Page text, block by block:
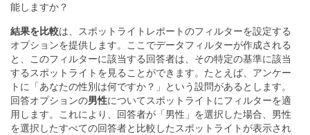
能しますか？
結果を比較は、スポットライトレポートのフィルターを設定する
オプションを提供します。ここでデータフィルターが作成される
と、このフィルターに該当する回答者は、その特定の基準に該当
するスポットライトを見ることができます。たとえば、アンケー
トに「あなたの性別は何ですか？」という設問があるとします。
回答オプションの男性についてスポットライトにフィルターを適
用します。これにより、回答者が「男性」を選択した場合、男性
を選択したすべての回答者と比較したスポットライトが表示され